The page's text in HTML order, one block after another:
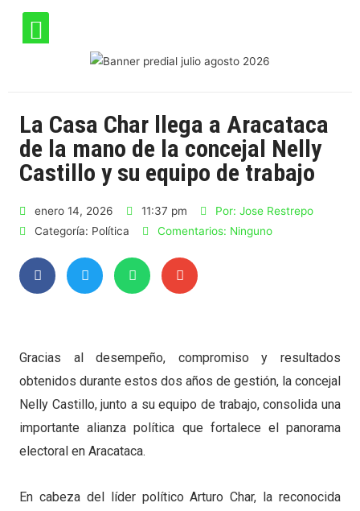
La Casa Char llega a Aracataca
de la mano de la concejal Nelly
Castillo y su equipo de trabajo
enero 14, 2026 11:37 pm Por: Jose Restrepo
Categoría: Política Comentarios: Ninguno
Gracias al desempeño, compromiso y resultados
obtenidos durante estos dos años de gestión, la concejal
Nelly Castillo, junto a su equipo de trabajo, consolida una
importante alianza política que fortalece el panorama
electoral en Aracataca.
En cabeza del líder político Arturo Char, la reconocida